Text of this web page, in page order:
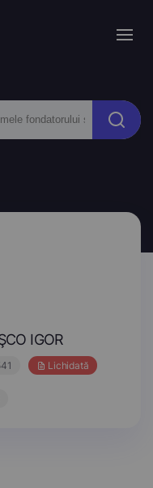
IGOR
Lichidată